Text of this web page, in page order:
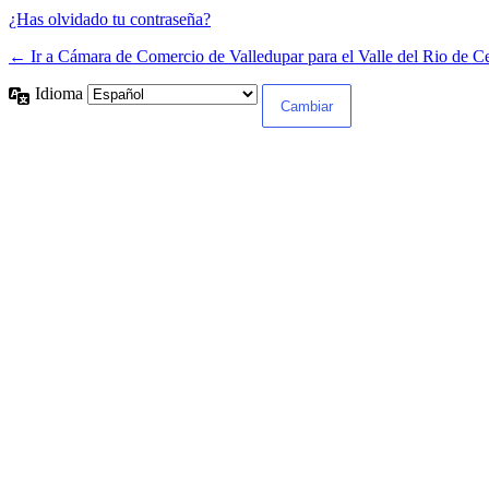
¿Has olvidado tu contraseña?
← Ir a Cámara de Comercio de Valledupar para el Valle del Rio de
Idioma